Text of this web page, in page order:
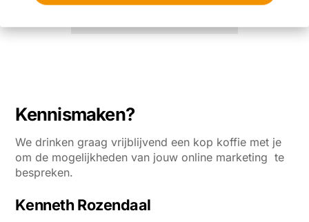
Kennismaken?
We drinken graag vrijblijvend een kop koffie met je
om de mogelijkheden van jouw online marketing te
bespreken.
Kenneth Rozendaal